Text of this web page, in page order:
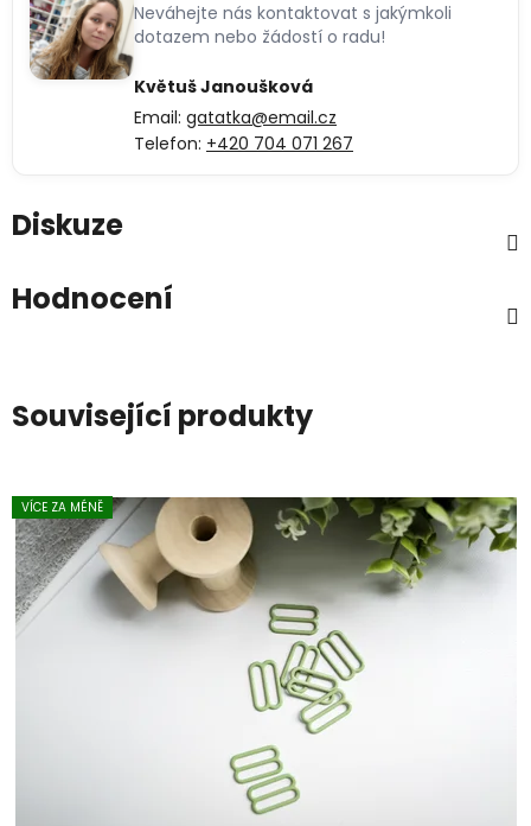
Neváhejte nás kontaktovat s jakýmkoli
dotazem nebo žádostí o radu!
Květuš Janoušková
Email: gatatka@email.cz
Telefon: +420 704 071 267
Diskuze
Hodnocení
Související produkty
VÍCE ZA MÉNĚ